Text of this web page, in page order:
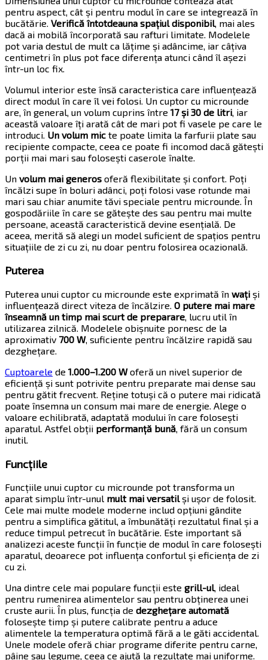
pentru aspect, cât și pentru modul în care se integrează în
bucătărie. Verifică întotdeauna spațiul disponibil , mai ales
dacă ai mobilă încorporată sau rafturi limitate. Modelele
pot varia destul de mult ca lățime și adâncime, iar câțiva
centimetri în plus pot face diferența atunci când îl așezi
într-un loc fix.
Volumul interior este însă caracteristica care influențează
direct modul în care îl vei folosi. Un cuptor cu microunde
are, în general, un volum cuprins între 17 și 30 de litri , iar
această valoare îți arată cât de mari pot fi vasele pe care le
introduci. Un volum mic te poate limita la farfurii plate sau
recipiente compacte, ceea ce poate fi incomod dacă gătești
porții mai mari sau folosești caserole înalte.
Un volum mai generos oferă flexibilitate și confort. Poți
încălzi supe în boluri adânci, poți folosi vase rotunde mai
mari sau chiar anumite tăvi speciale pentru microunde. În
gospodăriile în care se gătește des sau pentru mai multe
persoane, această caracteristică devine esențială. De
aceea, merită să alegi un model suficient de spațios pentru
situațiile de zi cu zi, nu doar pentru folosirea ocazională.
Puterea
Puterea unui cuptor cu microunde este exprimată în wați și
influențează direct viteza de încălzire. O putere mai mare
înseamnă un timp mai scurt de preparare, lucru util în
utilizarea zilnică. Modelele obișnuite pornesc de la
aproximativ 700 W, suficiente pentru încălzire rapidă sau
dezghețare.
Cuptoarele de 1.000–1.200 Woferă un nivel superior de
eficiență și sunt potrivite pentru preparate mai dense sau
pentru gătit frecvent. Reține totuși că o putere mai ridicată
poate însemna un consum mai mare de energie. Alege o
valoare echilibrată, adaptată modului în care folosești
aparatul. Astfel obții performanță bună, fără un consum
inutil.
Funcțiile
Funcțiile unui cuptor cu microunde pot transforma un
aparat simplu într-unul mult mai versatilși ușor de folosit.
Cele mai multe modele moderne includ opțiuni gândite
pentru a simplifica gătitul, a îmbunătăți rezultatul final și a
reduce timpul petrecut în bucătărie. Este important să
analizezi aceste funcții în funcție de modul în care folosești
aparatul, deoarece pot influența confortul și eficiența de zi
cu zi.
Una dintre cele mai populare funcții este grill-ul, ideal
pentru rumenirea alimentelor sau pentru obținerea unei
cruste aurii. În plus, funcția de dezghețare automată
folosește timp și putere calibrate pentru a aduce
alimentele la temperatura optimă fără a le găti accidental.
Unele modele oferă chiar programe diferite pentru carne,
pâine sau legume, ceea ce ajută la rezultate mai uniforme.